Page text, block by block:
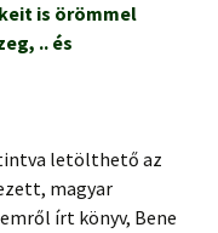
is örömmel
.. és
letölthető az
magyar
írt könyv, Bene